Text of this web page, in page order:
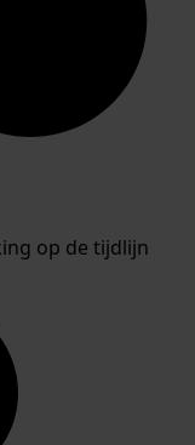
op de tijdlijn